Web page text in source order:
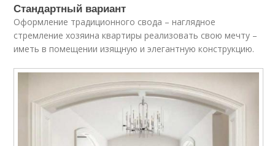
Стандартный вариант
Оформление традиционного свода – наглядное
стремление хозяина квартиры реализовать свою мечту –
иметь в помещении изящную и элегантную конструкцию.